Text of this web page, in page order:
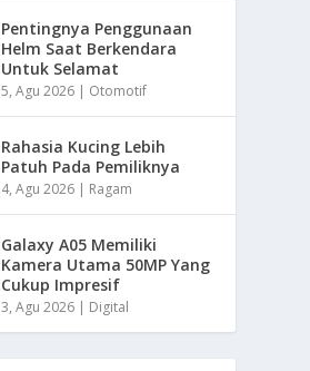
Pentingnya Penggunaan
Helm Saat Berkendara
Untuk Selamat
5, Agu 2026 | Otomotif
Rahasia Kucing Lebih
Patuh Pada Pemiliknya
4, Agu 2026 | Ragam
Galaxy A05 Memiliki
Kamera Utama 50MP Yang
Cukup Impresif
3, Agu 2026 | Digital